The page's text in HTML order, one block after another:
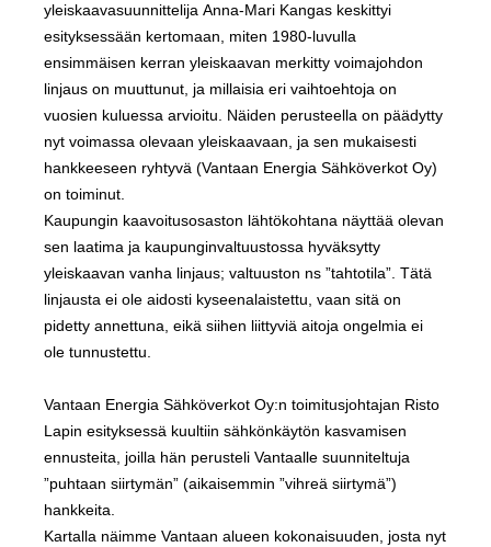
yleiskaavasuunnittelija Anna-Mari Kangas keskittyi
esityksessään kertomaan, miten 1980-luvulla
ensimmäisen kerran yleiskaavan merkitty voimajohdon
linjaus on muuttunut, ja millaisia eri vaihtoehtoja on
vuosien kuluessa arvioitu. Näiden perusteella on päädytty
nyt voimassa olevaan yleiskaavaan, ja sen mukaisesti
hankkeeseen ryhtyvä (Vantaan Energia Sähköverkot Oy)
on toiminut.
Kaupungin kaavoitusosaston lähtökohtana näyttää olevan
sen laatima ja kaupunginvaltuustossa hyväksytty
yleiskaavan vanha linjaus; valtuuston ns ”tahtotila”. Tätä
linjausta ei ole aidosti kyseenalaistettu, vaan sitä on
pidetty annettuna, eikä siihen liittyviä aitoja ongelmia ei
ole tunnustettu.
Vantaan Energia Sähköverkot Oy:n toimitusjohtajan Risto
Lapin esityksessä kuultiin sähkönkäytön kasvamisen
ennusteita, joilla hän perusteli Vantaalle suunniteltuja
”puhtaan siirtymän” (aikaisemmin ”vihreä siirtymä”)
hankkeita.
Kartalla näimme Vantaan alueen kokonaisuuden, josta nyt